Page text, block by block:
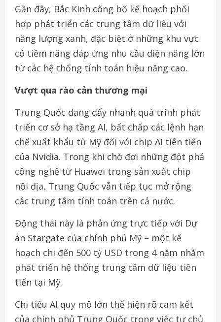
Gần đây, Bắc Kinh công bố kế hoạch phối
hợp phát triển các trung tâm dữ liệu với
năng lượng xanh, đặc biệt ở những khu vực
có tiềm năng đáp ứng nhu cầu điện năng lớn
từ các hệ thống tính toán hiệu năng cao.
Vượt qua rào cản thương mại
Trung Quốc đang đẩy nhanh quá trình phát
triển cơ sở hạ tầng AI, bất chấp các lệnh hạn
chế xuất khẩu từ Mỹ đối với chip AI tiên tiến
của Nvidia. Trong khi chờ đợi những đột phá
công nghệ từ Huawei trong sản xuất chip
nội địa, Trung Quốc vẫn tiếp tục mở rộng
các trung tâm tính toán trên cả nước.
Động thái này là phản ứng trực tiếp với Dự
án Stargate của chính phủ Mỹ – một kế
hoạch chi đến 500 tỷ USD trong 4 năm nhằm
phát triển hệ thống trung tâm dữ liệu tiên
tiến tại Mỹ.
Chi tiêu AI quy mô lớn thể hiện rõ cam kết
của chính phủ Trung Quốc trong việc tự chủ